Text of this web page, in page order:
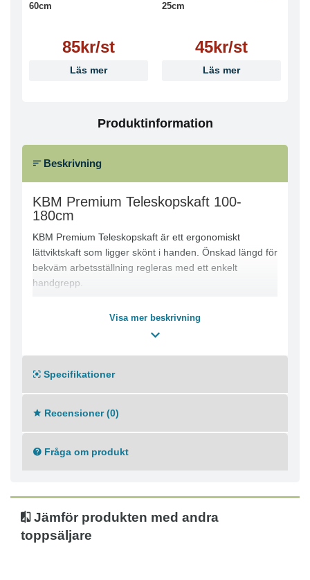
60cm
85kr/st
Läs mer
25cm
45kr/st
Läs mer
Produktinformation
Beskrivning
KBM Premium Teleskopskaft 100-
180cm
KBM Premium Teleskopskaft är ett ergonomiskt
lättviktskaft som ligger skönt i handen. Önskad längd för
bekväm arbetsställning regleras med ett enkelt
handgrepp.
Visa mer beskrivning
Specifikationer
Recensioner (0)
Fråga om produkt
Jämför produkten med andra
toppsäljare